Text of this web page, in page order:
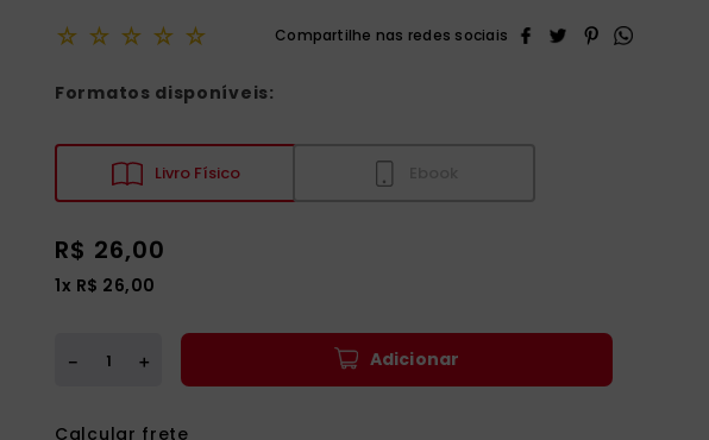
☆ ☆ ☆ ☆ ☆
Formatos disponíveis:
Livro Físico
R$ 26,00
1x R$ 26,00
＋
－ Adicionar